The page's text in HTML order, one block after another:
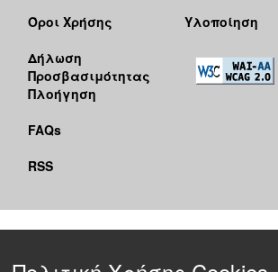
Όροι Χρήσης
Δήλωση
Προσβασιμότητας
Πλοήγηση
FAQs
RSS
Υλοποίηση